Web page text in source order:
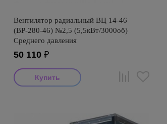
Вентилятор радиальный ВЦ 14-46
(ВР-280-46) №2,5 (5,5кВт/3000об)
Среднего давления
50 110 ₽